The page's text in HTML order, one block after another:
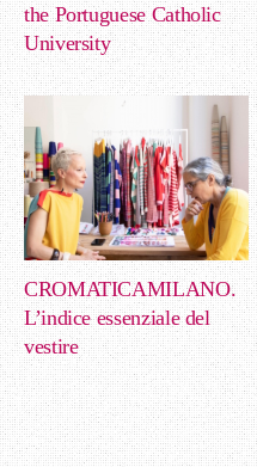
the Portuguese Catholic
University
CROMATICAMILANO.
L’indice essenziale del
vestire